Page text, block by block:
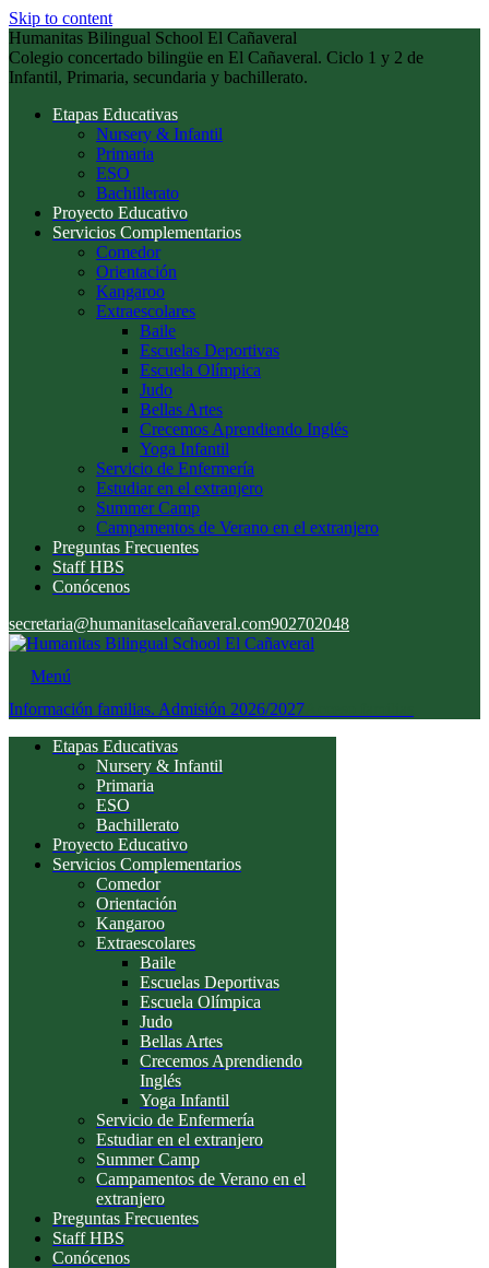
Skip to content
Humanitas Bilingual School El Cañaveral
Colegio concertado bilingüe en El Cañaveral. Ciclo 1 y 2 de
Infantil, Primaria, secundaria y bachillerato.
Etapas Educativas
Nursery & Infantil
Primaria
ESO
Bachillerato
Proyecto Educativo
Servicios Complementarios
Comedor
Orientación
Kangaroo
Extraescolares
Baile
Escuelas Deportivas
Escuela Olímpica
Judo
Bellas Artes
Crecemos Aprendiendo Inglés
Yoga Infantil
Servicio de Enfermería
Estudiar en el extranjero
Summer Camp
Campamentos de Verano en el extranjero
Preguntas Frecuentes
Staff HBS
Conócenos
secretaria@humanitaselcañaveral.com902702048
Menú
Información familias. Admisión 2026/2027
Etapas Educativas
Nursery & Infantil
Primaria
ESO
Bachillerato
Proyecto Educativo
Servicios Complementarios
Comedor
Orientación
Kangaroo
Extraescolares
Baile
Escuelas Deportivas
Escuela Olímpica
Judo
Bellas Artes
Crecemos Aprendiendo
Inglés
Yoga Infantil
Servicio de Enfermería
Estudiar en el extranjero
Summer Camp
Campamentos de Verano en el
extranjero
Preguntas Frecuentes
Staff HBS
Conócenos